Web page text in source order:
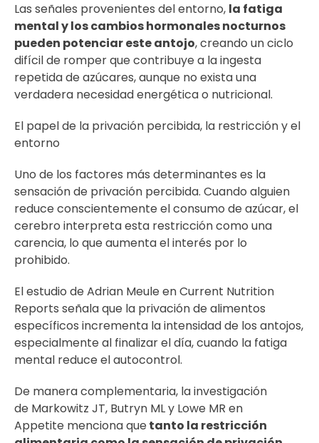
Las señales provenientes del entorno, la fatiga
mental y los cambios hormonales nocturnos
pueden potenciar este antojo, creando un ciclo
difícil de romper que contribuye a la ingesta
repetida de azúcares, aunque no exista una
verdadera necesidad energética o nutricional.
El papel de la privación percibida, la restricción y el
entorno
Uno de los factores más determinantes es la
sensación de privación percibida. Cuando alguien
reduce conscientemente el consumo de azúcar, el
cerebro interpreta esta restricción como una
carencia, lo que aumenta el interés por lo
prohibido.
El estudio de Adrian Meule en Current Nutrition
Reports señala que la privación de alimentos
específicos incrementa la intensidad de los antojos,
especialmente al finalizar el día, cuando la fatiga
mental reduce el autocontrol.
De manera complementaria, la investigación
de Markowitz JT, Butryn ML y Lowe MR en
Appetite menciona que tanto la restricción